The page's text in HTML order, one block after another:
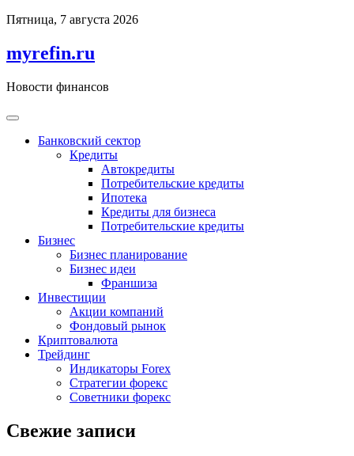
Перейти
содержимому
Пятница, 7 августа 2026
myrefin.ru
Новости финансов
Банковский сектор
Кредиты
Автокредиты
Потребительские кредиты
Ипотека
Кредиты для бизнеса
Потребительские кредиты
Бизнес
Бизнес планирование
Бизнес идеи
Франшиза
Инвестиции
Акции компаний
Фондовый рынок
Криптовалюта
Трейдинг
Индикаторы Forex
Стратегии форекс
Советники форекс
Свежие записи